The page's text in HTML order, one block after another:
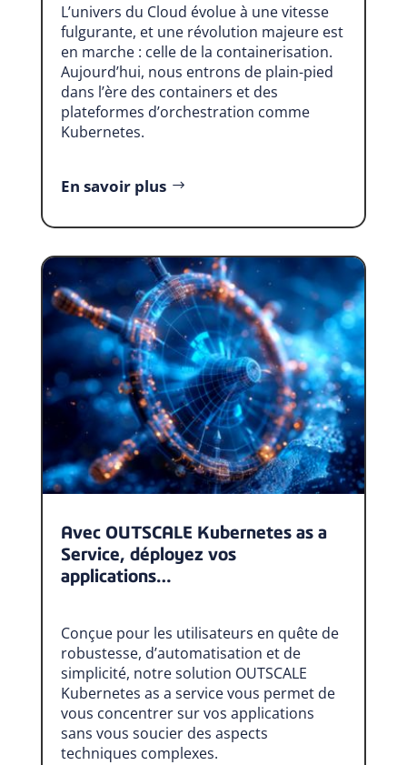
L’univers du Cloud évolue à une vitesse
fulgurante, et une révolution majeure est
en marche : celle de la containerisation.
Aujourd’hui, nous entrons de plain-pied
dans l’ère des containers et des
plateformes d’orchestration comme
Kubernetes.
En savoir plus
Avec OUTSCALE Kubernetes as a
Service, déployez vos
applications…
Conçue pour les utilisateurs en quête de
robustesse, d’automatisation et de
simplicité, notre solution OUTSCALE
Kubernetes as a service vous permet de
vous concentrer sur vos applications
sans vous soucier des aspects
techniques complexes.